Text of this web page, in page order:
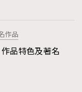
17
Exhibition
作品
品特色及著名